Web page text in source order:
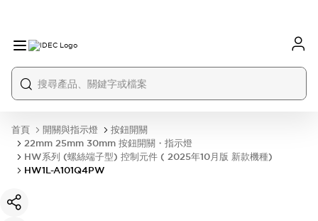
首頁 開關與指示燈
按鈕開關
22mm 25mm 30mm 按鈕開關・指示燈
HW系列 (螺絲端子型) 控制元件 ( 2025年10月版 新款機種)
HW1L-A101Q4PW